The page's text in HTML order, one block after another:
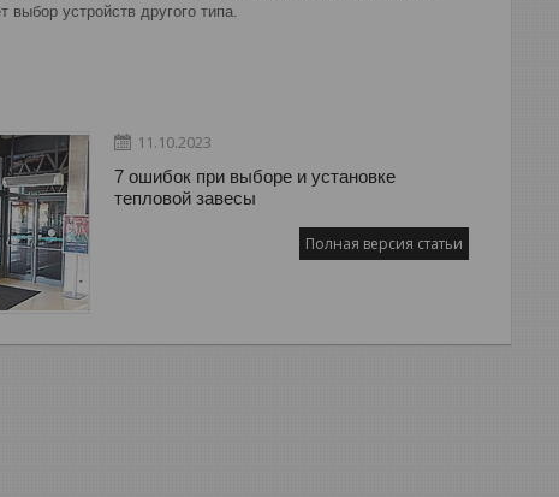
устройств другого типа.
11.10.2023
7 ошибок при выборе и установке
тепловой завесы
Полная версия статьи